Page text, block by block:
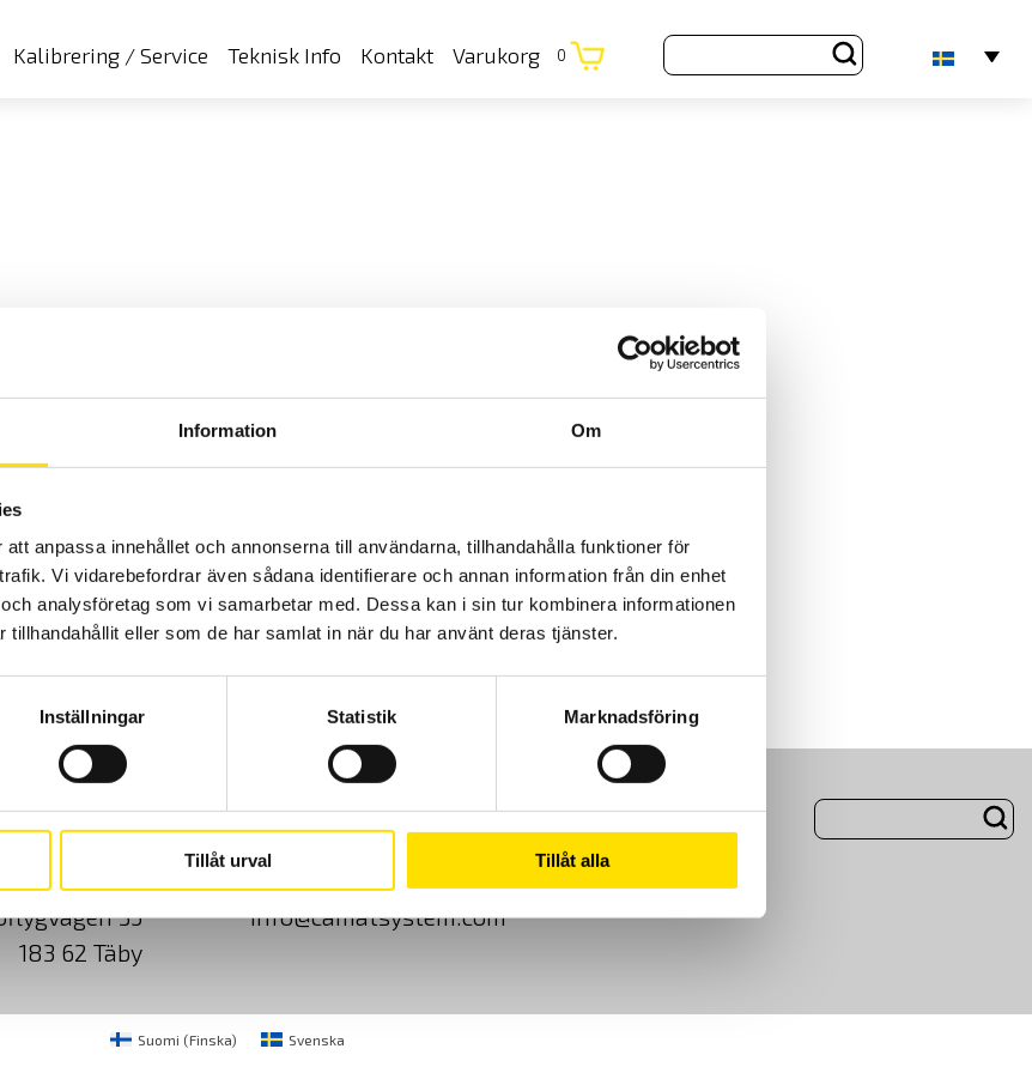
Information Om
anpassa innehållet och annonserna till användarna, tillhandahålla funktioner för
Vi vidarebefordrar även sådana identifierare och annan information från din enhet
analysföretag som vi samarbetar med. Dessa kan i sin tur kombinera informationen
tillhandahållit eller som de har samlat in när du har använt deras tjänster.
Inställningar Statistik Marknadsföring
Tillåt urval Tillåt alla
Kalibrering / Service Teknisk Info Kontakt Varukorg 0
Klagomål Kundundersökning
Om Oss
AB
35
183 62 Täby
08-50 52 68 00
info@camatsystem.com
Suomi (Finska) Svenska